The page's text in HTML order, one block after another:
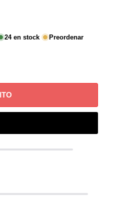
24en stock
Preordenar